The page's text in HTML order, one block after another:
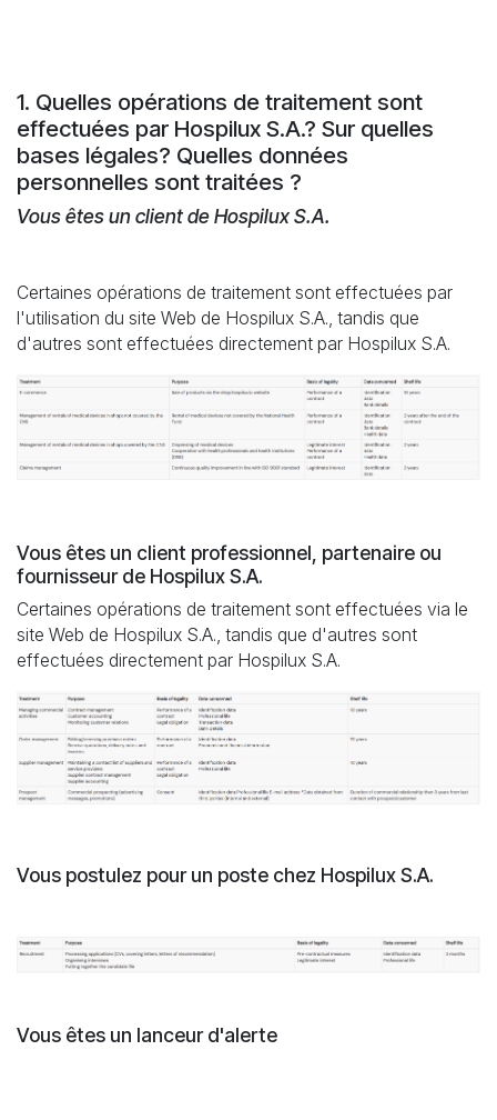
1. Quelles opérations de traitement sont
effectuées par Hospilux S.A.? Sur quelles
bases légales? Quelles données
personnelles sont traitées ?
Vous êtes un client de Hospilux S.A.
Certaines opérations de traitement sont effectuées par
l'utilisation du site Web de Hospilux S.A., tandis que
d'autres sont effectuées directement par Hospilux S.A.
Vous êtes un client professionnel, partenaire ou
fournisseur de Hospilux S.A.
Certaines opérations de traitement sont effectuées via le
site Web de Hospilux S.A., tandis que d'autres sont
effectuées directement par Hospilux S.A.
Vous postulez pour un poste chez Hospilux S.A.
Vous êtes un lanceur d'alerte